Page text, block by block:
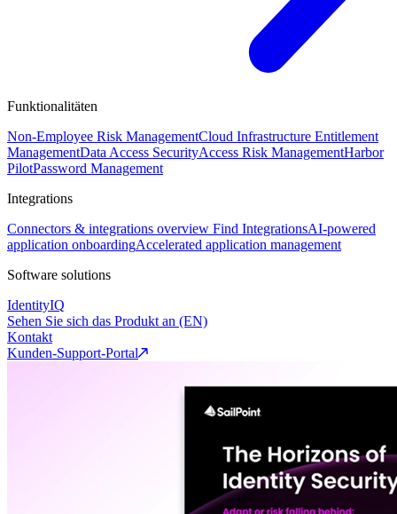
Funktionalitäten
Non-Employee Risk ManagementCloud Infrastructure Entitlement
ManagementData Access SecurityAccess Risk ManagementHarbor
PilotPassword Management
Integrations
Connectors & integrations overview Find IntegrationsAI-powered
application onboardingAccelerated application management
Software solutions
IdentityIQ
Sehen Sie sich das Produkt an (EN)
Kontakt
Kunden-Support-Portal